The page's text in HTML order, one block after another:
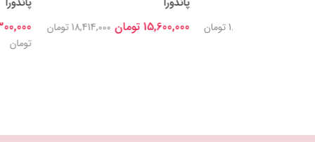
15,600,000 تومان 18,414,000 تومان 17,300,000 تومان